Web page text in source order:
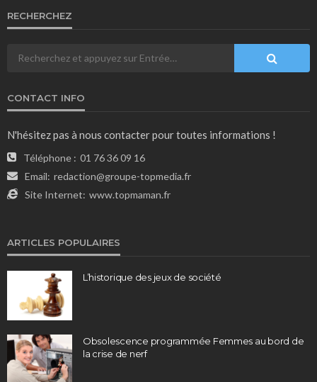
RECHERCHEZ
CONTACT INFO
N'hésitez pas à nous contacter pour toutes informations !
Téléphone : 01 76 36 09 16
Email: redaction@groupe-topmedia.fr
Site Internet: www.topmaman.fr
ARTICLES POPULAIRES
L’historique des jeux de société
Obsolescence programmée Femmes au bord de
la crise de nerf